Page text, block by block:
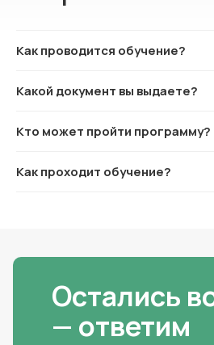
Как проводится обучение?
Какой документ вы выдаете?
Кто может пройти программу?
Как проходит обучение?
Остались
— ответим